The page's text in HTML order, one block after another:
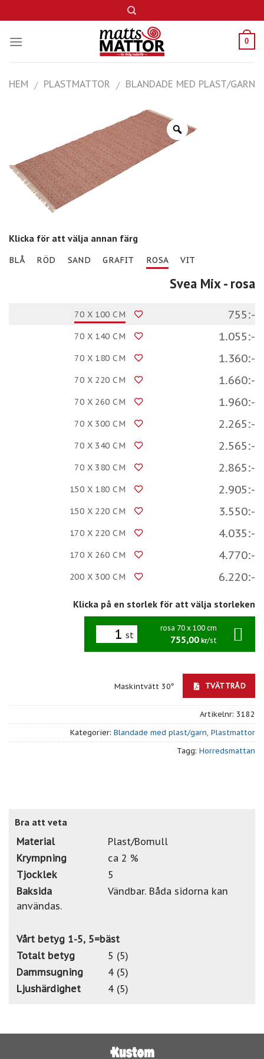
to
content
0
HEM / PLASTMATTOR / BLANDADE MED PLAST/GARN
Klicka för att välja annan färg
BLÅ RÖD SAND GRAFIT ROSA VIT
Svea Mix- rosa
70 X 100 CM 755:-
70 X 140 CM 1.055:-
70 X 180 CM 1.360:-
70 X 220 CM 1.660:-
70 X 260 CM 1.960:-
70 X 300 CM 2.265:-
70 X 340 CM 2.565:-
70 X 380 CM 2.865:-
150 X 180 CM 2.905:-
150 X 220 CM 3.550:-
170 X 220 CM 4.035:-
170 X 260 CM 4.770:-
200 X 300 CM 6.220:-
Klicka på en storlek för att välja storleken
st
rosa 70 x 100 cm
755,00 kr/st
Maskintvätt 30° TVÄTTRÅD
Artikelnr: 3182
Kategorier: Blandade med plast/garn, Plastmattor
Tagg: Horredsmattan
Bra att veta
Material
Plast/Bomull
Krympning
ca 2 %
Tjocklek
5
Baksida
Vändbar. Båda sidorna kan
användas.
Vårt betyg 1-5, 5=bäst
Totalt betyg
5 (5)
Dammsugning
4 (5)
Ljushärdighet
4 (5)